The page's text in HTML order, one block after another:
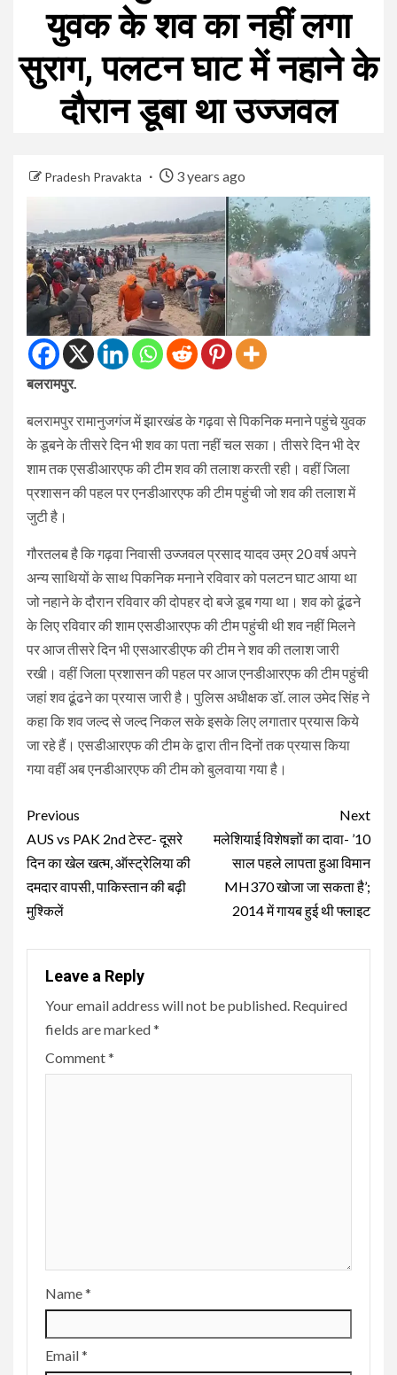
युवक के शव का नहीं लगा
सुराग, पलटन घाट में नहाने के
दौरान डूबा था उज्जवल
Pradesh Pravakta 3 years ago
बलरामपुर.
बलरामपुर रामानुजगंज में झारखंड के गढ़वा से पिकनिक मनाने पहुंचे युवक
के डूबने के तीसरे दिन भी शव का पता नहीं चल सका। तीसरे दिन भी देर
शाम तक एसडीआरएफ की टीम शव की तलाश करती रही। वहीं जिला
प्रशासन की पहल पर एनडीआरएफ की टीम पहुंची जो शव की तलाश में
जुटी है।
गौरतलब है कि गढ़वा निवासी उज्जवल प्रसाद यादव उम्र 20 वर्ष अपने
अन्य साथियों के साथ पिकनिक मनाने रविवार को पलटन घाट आया था
जो नहाने के दौरान रविवार की दोपहर दो बजे डूब गया था। शव को ढूंढने
के लिए रविवार की शाम एसडीआरएफ की टीम पहुंची थी शव नहीं मिलने
पर आज तीसरे दिन भी एसआरडीएफ की टीम ने शव की तलाश जारी
रखी। वहीं जिला प्रशासन की पहल पर आज एनडीआरएफ की टीम पहुंची
जहां शव ढूंढने का प्रयास जारी है। पुलिस अधीक्षक डॉ. लाल उमेद सिंह ने
कहा कि शव जल्द से जल्द निकल सके इसके लिए लगातार प्रयास किये
जा रहे हैं। एसडीआरएफ की टीम के द्वारा तीन दिनों तक प्रयास किया
गया वहीं अब एनडीआरएफ की टीम को बुलवाया गया है।
Continue
Reading
Previous
AUS vs PAK 2nd टेस्ट- दूसरे
दिन का खेल खत्म, ऑस्ट्रेलिया की
दमदार वापसी, पाकिस्तान की बढ़ी
मुश्किलें
Next
मलेशियाई विशेषज्ञों का दावा- ’10
साल पहले लापता हुआ विमान
MH370 खोजा जा सकता है’;
2014 में गायब हुई थी फ्लाइट
Leave a Reply
Your email address will not be published. Required
fields are marked*
Comment*
Name*
Email*